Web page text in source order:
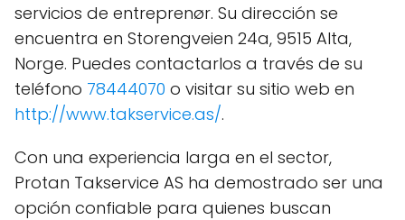
servicios de entreprenør. Su dirección se
encuentra en Storengveien 24a, 9515 Alta,
Norge. Puedes contactarlos a través de su
teléfono 78444070 o visitar su sitio web en
http://www.takservice.as/.
Con una experiencia larga en el sector,
Protan Takservice AS ha demostrado ser una
opción confiable para quienes buscan